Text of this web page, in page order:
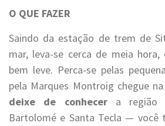
O QUE FAZER
Saindo da estação de trem de
mar, leva-se cerca de meia hora,
bem leve. Perca-se pelas
pela Marques Montroig chegue
deixe de conhecera região
Bartolomé e Santa Tecla — você